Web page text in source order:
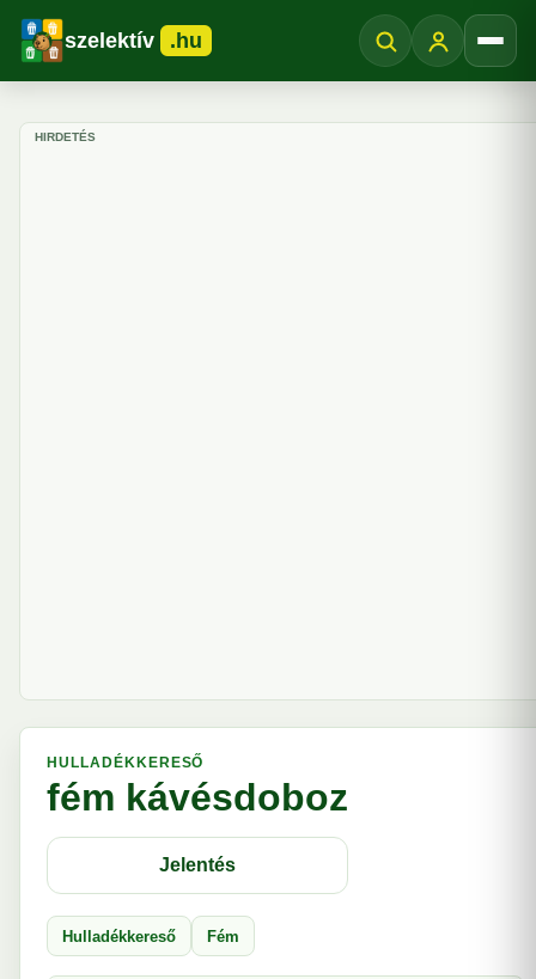
szelektív .hu
HIRDETÉS
HULLADÉKKERESŐ
fém kávésdoboz
Jelentés
Hulladékkereső Fém